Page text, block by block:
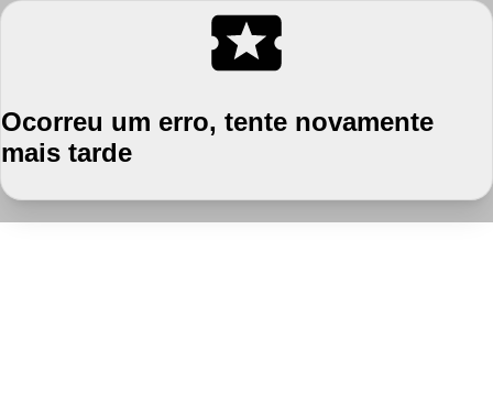
Ocorreu um erro, tente novamente
mais tarde